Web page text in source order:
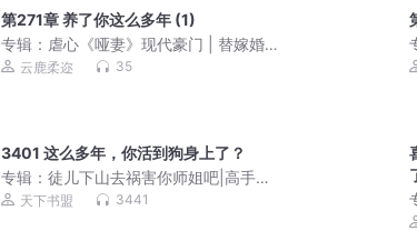
第271章 养了你这么多年 (1)
专辑： 虐心《哑妻》现代豪门 | 替嫁婚
姻 | 先婚后爱
云鹿柔迩 35
3401 这么多年，你活到狗身上了？
专辑： 徒儿下山去祸害你师姐吧|高手下
山，我有九个无敌师父
天下书盟 3441